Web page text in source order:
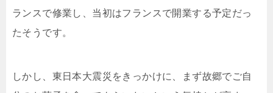
ランスで修業し、当初はフランスで開業する予定だっ
たそうです。
しかし、東日本大震災をきっかけに、まず故郷でご自